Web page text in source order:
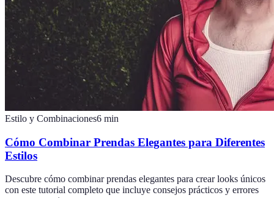
Estilo y Combinaciones6 min
Cómo Combinar Prendas Elegantes para Diferentes
Estilos
Descubre cómo combinar prendas elegantes para crear looks únicos
con este tutorial completo que incluye consejos prácticos y errores